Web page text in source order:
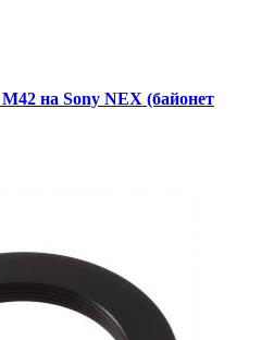
на Sony NEX (байонет